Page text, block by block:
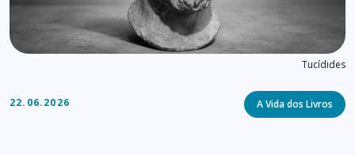
Tucídides
22.06.2026 Categories
A Vida dos Livros